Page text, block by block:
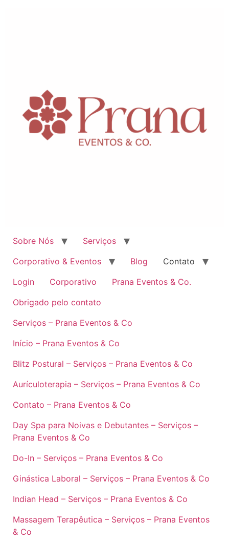
Sobre Nós
Serviços
Corporativo & Eventos
Blog
Contato
Login
Corporativo
Prana Eventos & Co.
Obrigado pelo contato
Serviços – Prana Eventos & Co
Início – Prana Eventos & Co
Blitz Postural – Serviços – Prana Eventos & Co
Aurículoterapia – Serviços – Prana Eventos & Co
Contato – Prana Eventos & Co
Day Spa para Noivas e Debutantes – Serviços –
Prana Eventos & Co
Do-In – Serviços – Prana Eventos & Co
Ginástica Laboral – Serviços – Prana Eventos & Co
Indian Head – Serviços – Prana Eventos & Co
Massagem Terapêutica – Serviços – Prana Eventos
& Co